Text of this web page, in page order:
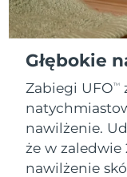
Głębokie
Zabiegi UFOTM
nawilżenie.
że w zaledwie
nawilżenie
All
For18%
Kosmetyki
Gibraltar
Grecja
SRA
(Chiny)
Węgry